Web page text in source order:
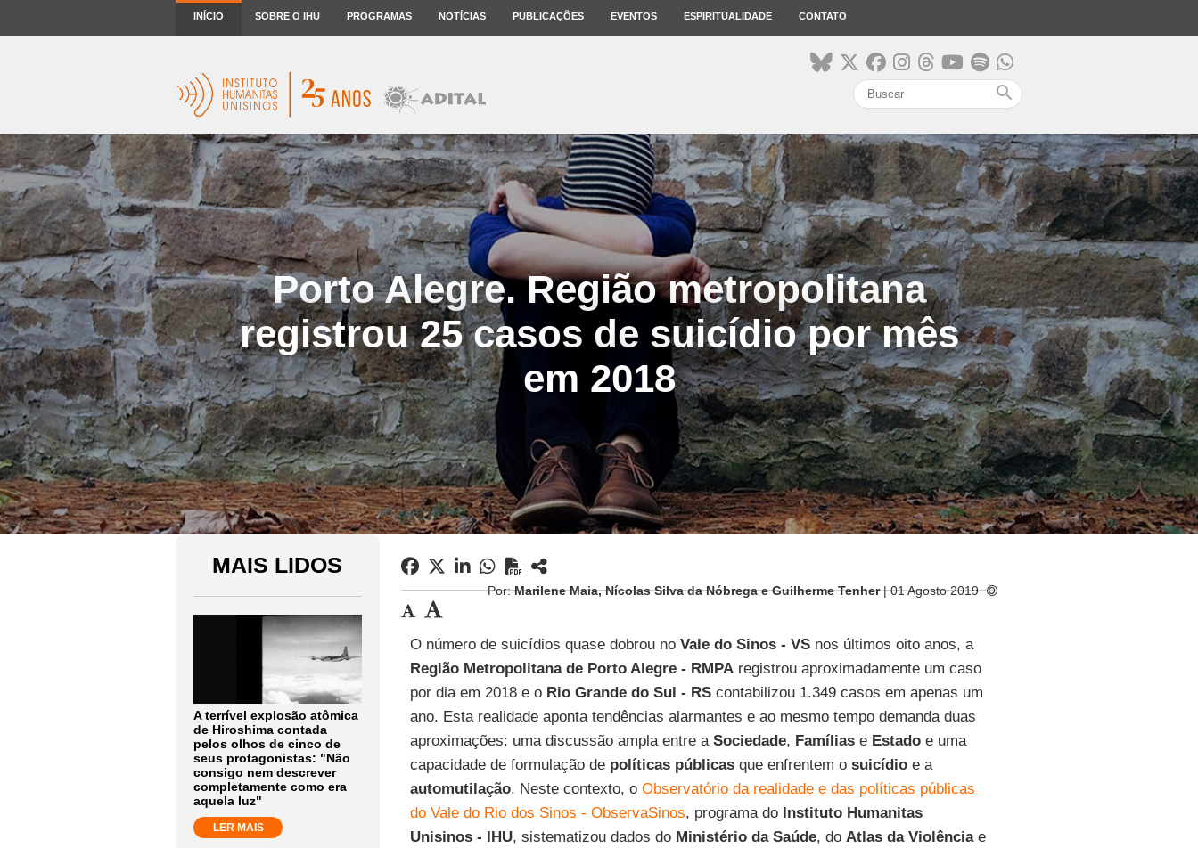
INÍCIO SOBRE O IHU PROGRAMAS NOTÍCIAS PUBLICAÇÕES EVENTOS ESPIRITUALIDADE CONTATO
search
Porto Alegre. Região metropolitana
registrou 25 casos de suicídio por mês
em 2018
MAIS LIDOS
A terrível explosão atômica
de Hiroshima contada
pelos olhos de cinco de
seus protagonistas: "Não
consigo nem descrever
completamente como era
aquela luz"
LER MAIS
Por:Marilene Maia, Nícolas Silva da Nóbrega e Guilherme Tenher| 01 Agosto 2019
O número de suicídios quase dobrou no Vale do Sinos - VSnos últimos oito anos, a
Região Metropolitana de Porto Alegre - RMPAregistrou aproximadamente um caso
por dia em 2018 e o Rio Grande do Sul - RScontabilizou 1.349 casos em apenas um
ano. Esta realidade aponta tendências alarmantes e ao mesmo tempo demanda duas
aproximações: uma discussão ampla entre a Sociedade, Famíliase Estadoe uma
capacidade de formulação de políticas públicasque enfrentem osuicídioe a
automutilação. Neste contexto, o Observatório da realidade e das políticas públicas
do Vale do Rio dos Sinos - ObservaSinos, programa doInstituto Humanitas
Unisinos - IHU, sistematizou dados do Ministério da Saúde, do Atlas da Violênciae